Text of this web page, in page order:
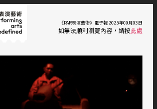
《PAR表演藝術》電子報 2025年09月03日
如無法順利瀏覽內容，請按此處